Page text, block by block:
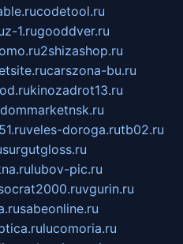
codetool.ru
1.rugooddver.ru
2shizashop.ru
carszona-bu.ru
kinozadrot13.ru
dommarketnsk.ru
veles-doroga.rutb02.ru
surgutgloss.ru
lubov-pic.ru
vgurin.ru
sabeonline.ru
lucomoria.ru